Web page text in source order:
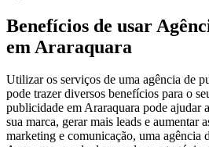
Benefícios de usar
em Araraquara
Utilizar os serviços de uma agência de
pode trazer diversos benefícios para o
publicidade em Araraquara pode ajudar
sua marca, gerar mais leads e aumentar
marketing e comunicação, uma agência